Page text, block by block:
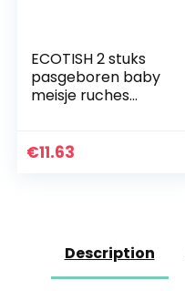
ECOTISH 2 stuks
pasgeboren baby
meisje ruches
hoofdband romper
€11.63
Description